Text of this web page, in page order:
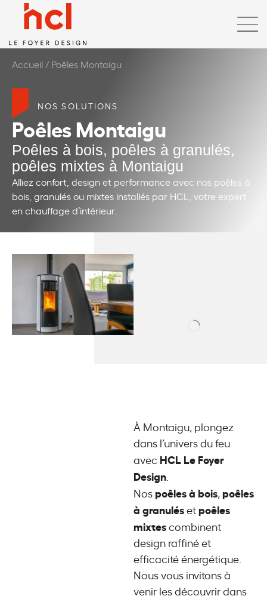
Accueil / Poêles Montaigu
NOS SOLUTIONS
Poêles Montaigu
Poêles à bois, poêles à granulés,
poêles mixtes à Montaigu
Alliez confort, design et performance avec nos poêles à
bois, granulés ou mixtes installés par HCL, votre expert
en chauffage d’intérieur.
À Montaigu, plongez
dans l’univers du feu
avec HCL Le Foyer
Design
Nospoêles à bois,poêles
à granulésetpoêles
mixtescombinent
design raffiné et
efficacité énergétique.
Nous vous invitons à
venir les découvrir dans